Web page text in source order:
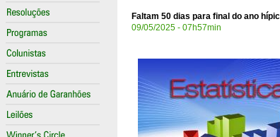
Faltam 50 dias para final do ano
09/05/2025 - 07h57min